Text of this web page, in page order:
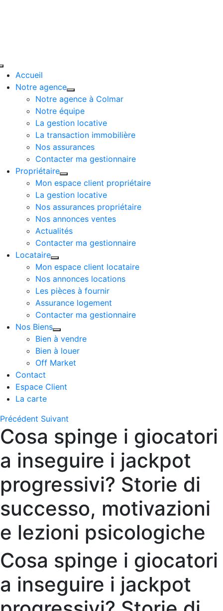
Accueil
Notre agence
Notre agence à Colmar
Notre équipe
La gestion locative
La transaction immobilière
Nos assurances
Contacter ma gestionnaire
Propriétaire
Mon espace client propriétaire
La gestion locative
Nos assurances propriétaire
Nos annonces ventes
Actualités
Contacter ma gestionnaire
Locataire
Mon espace client locataire
Nos annonces locations
Les pièces à fournir
Assurance logement
Contacter ma gestionnaire
Nos Biens
Bien à vendre
Bien à louer
Off Market
Contact
Espace Client
La carte
Précédent Suivant
Cosa spinge i giocatori
a inseguire i jackpot
progressivi? Storie di
successo, motivazioni
e lezioni psicologiche
Cosa spinge i giocatori
a inseguire i jackpot